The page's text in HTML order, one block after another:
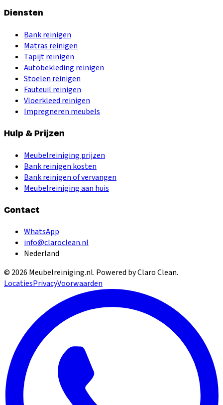
Diensten
Bank reinigen
Matras reinigen
Tapijt reinigen
Autobekleding reinigen
Stoelen reinigen
Fauteuil reinigen
Vloerkleed reinigen
Impregneren meubels
Hulp & Prijzen
Meubelreiniging prijzen
Bank reinigen kosten
Bank reinigen of vervangen
Meubelreiniging aan huis
Contact
WhatsApp
info@claroclean.nl
Nederland
© 2026 Meubelreiniging.nl. Powered by Claro Clean.
LocatiesPrivacyVoorwaarden